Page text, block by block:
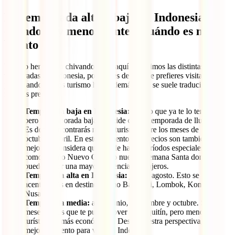
La temporada alta y baja en Indonesia,
cuándo hay menos gente y cuándo es más
barato
Ya te lo hemos ido chivando, pero aquí resumimos las distintas
temporadas en Indonesia, por si eres de los que prefieres visitar el
país cuando menos turismo hay. Además, esto se suele traducir en
mejores precios.
Temporada baja en Indonesia: seguro que ya te lo temes,
pero la temporada baja coincide con la temporada de lluvias.
Es decir, encontrarás menos turismo entre los meses de
octubre a abril. En este momento, los precios son también
mejores. Considera que puede haber períodos especiales
como el Año Nuevo Chino o nuestra Semana Santa donde
puede haber una mayor afluencia de viajeros.
Temporada alta en Indonesia: julio y agosto. Esto se
acentúa más en destinos como Bali, Gili, Lombok, Komodo o
Nusas.
Temporada media: abril, junio, septiembre y octubre. Son
meses en los que te puede llover un poquitín, pero menos
turísticos y más económicos. Desde nuestra perspectiva, el
mejor momento para viajar a Indonesia.